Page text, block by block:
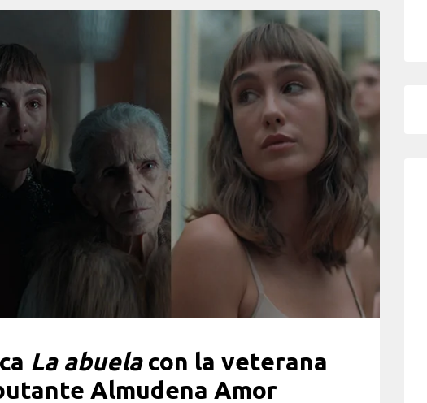
La abuelacon la veterana
Almudena Amor